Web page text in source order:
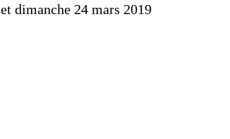
dimanche 24 mars 2019